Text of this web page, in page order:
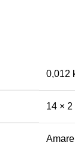
0,012
14 × 2